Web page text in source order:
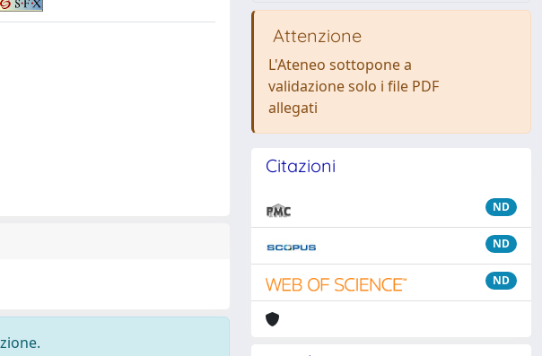
Attenzione
L'Ateneo sottopone a
validazione solo i file PDF
allegati
Citazioni
ND
ND
ND